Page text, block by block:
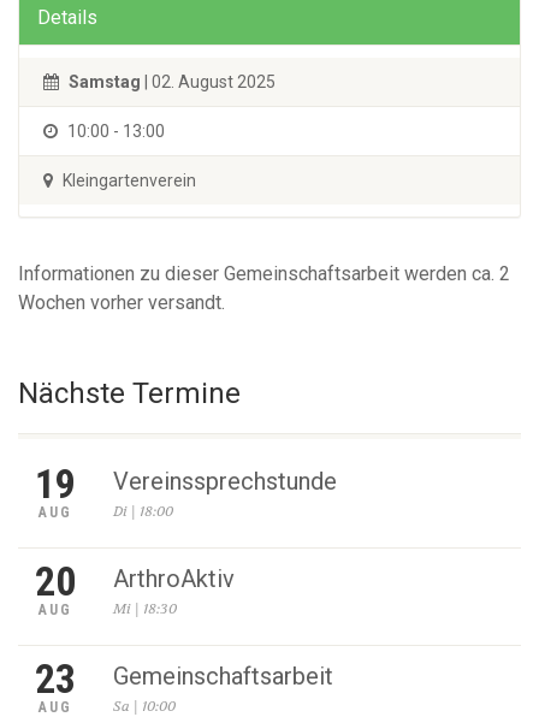
Details
Samstag | 02. August 2025
10:00 - 13:00
Kleingartenverein
Informationen zu dieser Gemeinschaftsarbeit werden ca. 2
Wochen vorher versandt.
Nächste Termine
19
AUG
Vereinssprechstunde
Di | 18:00
20
AUG
ArthroAktiv
Mi | 18:30
23
AUG
Gemeinschaftsarbeit
Sa | 10:00